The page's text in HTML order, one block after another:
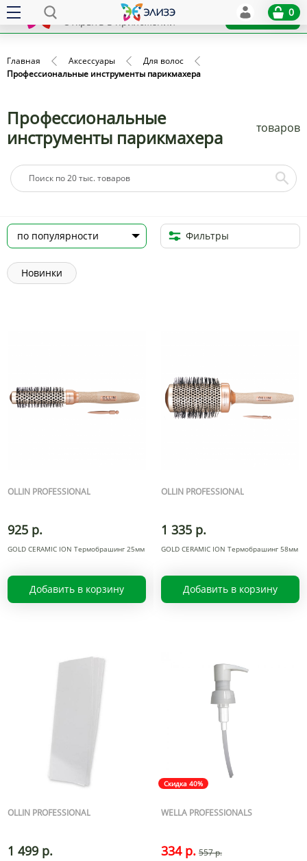
x
Открыть в приложении
Установить
0
Главная Аксессуары
Для волос
Профессиональные инструменты парикмахера
Профессиональные
инструменты парикмахера
товаров
Фильтры
Новинки
OLLIN PROFESSIONAL
925 р.
GOLD CERAMIC ION Термобрашинг 25мм
Добавить в корзину
OLLIN PROFESSIONAL
1 335 р.
GOLD CERAMIC ION Термобрашинг 58мм
Добавить в корзину
OLLIN PROFESSIONAL
1 499 р.
Скидка 40%
WELLA PROFESSIONALS
334 р. 557 р.